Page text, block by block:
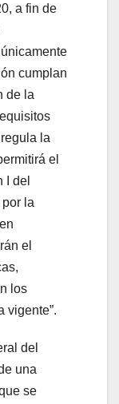
a fin de
cumplan
de la
la
el
I del
la
el
los
vigente”.
del
una
se